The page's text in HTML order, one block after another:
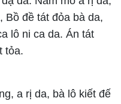
Bồ đề tát đỏa bà da,
lô ni ca da. Án tát
tỏa.
a rị da, bà lô kiết đế